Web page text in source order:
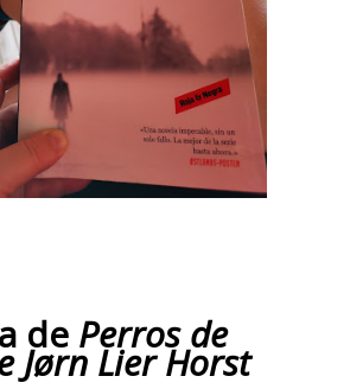
de Perros de
Jørn Lier Horst